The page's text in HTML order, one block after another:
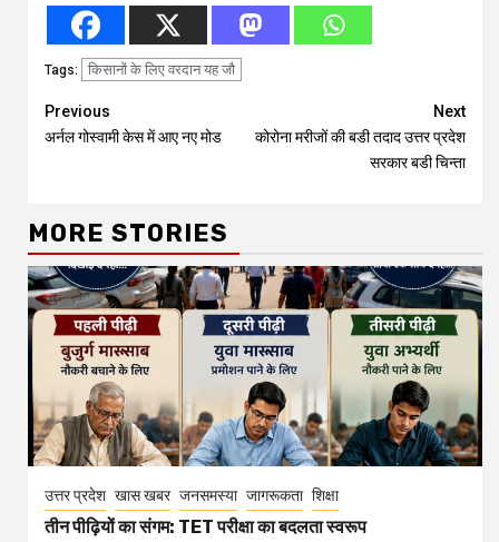
Tags: किसानों के लिए वरदान यह जौ
Continue
Reading
Previous
अर्नल गोस्वामी केस में आए नए मोड
Next
कोरोना मरीजों की बडी तदाद उत्तर प्रदेश
सरकार बडी चिन्ता
MORE STORIES
उत्तर प्रदेश खास खबर जनसमस्या जागरूकता शिक्षा
तीन पीढ़ियों का संगम: TET परीक्षा का बदलता स्वरूप